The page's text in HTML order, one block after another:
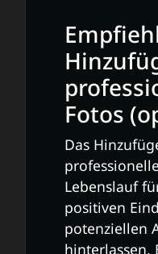
Fotos
Das
Lebenslauf
positiven
potenziellen
hinterlassen.